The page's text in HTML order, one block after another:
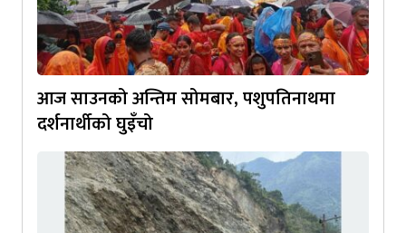
आज साउनको अन्तिम सोमबार, पशुपतिनाथमा
दर्शनार्थीको घुइँचो